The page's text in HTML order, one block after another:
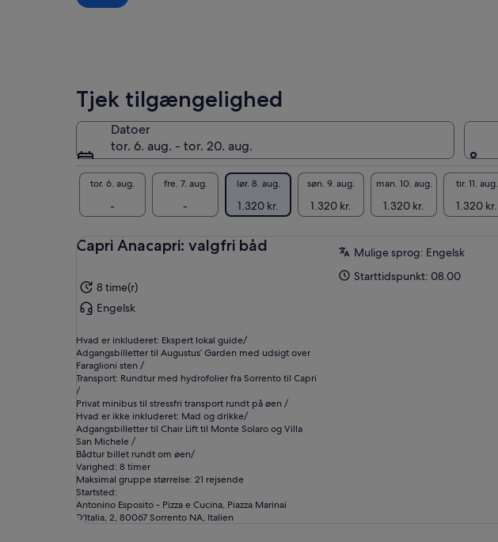
Tjek tilgængelighed
Datoer
tor. 6. aug. - tor. 20. aug.
tor. 6. aug.
-
fre. 7. aug.
-
lør. 8. aug.
1.320 kr.
søn. 9. aug.
1.320 kr.
man. 10. aug.
1.320 kr.
tir. 11. aug.
1.320 kr.
Capri Anacapri: valgfri båd
8 time(r)
Engelsk
Hvad er inkluderet: Ekspert lokal guide/
Adgangsbilletter til Augustus’ Garden med udsigt over
Faraglioni sten /
Transport: Rundtur med hydrofolier fra Sorrento til Capri
/
Privat minibus til stressfri transport rundt på øen /
Hvad er ikke inkluderet: Mad og drikke/
Adgangsbilletter til Chair Lift til Monte Solaro og Villa
San Michele /
Bådtur billet rundt om øen/
Varighed: 8 timer
Maksimal gruppe størrelse: 21 rejsende
Startsted:
Antonino Esposito - Pizza e Cucina, Piazza Marinai
D'Italia, 2, 80067 Sorrento NA, Italien
Mulige sprog: Engelsk
Starttidspunkt: 08.00